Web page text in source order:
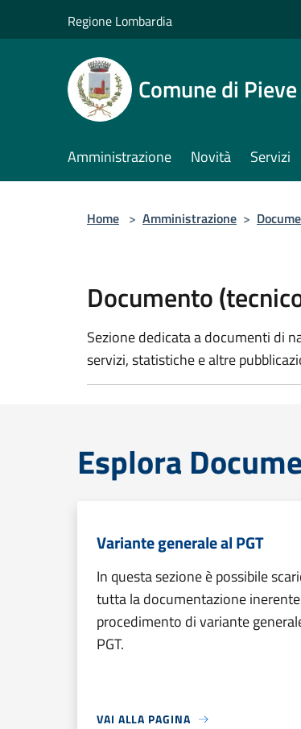
Regione Lombardia
Comune di
Amministrazione Novità Servizi
Home > Amministrazione >
Documento
Sezione dedicata a documenti di
servizi, statistiche e altre
Esplora
Variante generale al PGT
In questa sezione è possibile
tutta la documentazione
procedimento di variante
PGT.
VAI ALLA PAGINA